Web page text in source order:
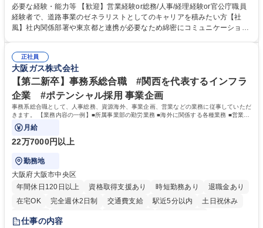
制度やキャリア支援が充実しております！ ※下記業務詳細 【業務詳細】■
管理部門：広報、人事、経理など当公社の運営に係る管理業務 ■収益部
門：駐車場の新規開拓、管理運営、新宿駅西口広場の「イベントコーナ
道路施設や道路工事現場の見学ツアー事業 ※入社後は上記いずれかの部門
へ配属。※業務内容変更の範囲：会社の定める業務 募集職種 【都庁グル
ープ】総合職（事務）◇残業月平均9時間未満／有給年平均16日取得
必要な経験・能力等 【歓迎】営業経験or総務/人事/経理経験or官公庁職員
経験者で、道路事業のゼネラリストとしてのキャリアを積みたい方【社
風】社内関係部署や東京都と連携が必要なため綿密にコミュニケーション
部門など多岐に渡る業務を経験できます。 ■様々なプロジェクト：駐車場
事業の他、新宿駅西口広場内に設置された照明を兼ねた広告「ブライトサ
イン」の管理運営を行うなど、事業収益を生み出す活動を積極的に行って
います。 学歴・資格 学歴：大学院 大学 高専 短大 専修学校 高校 語学力：
資格：
正社員
大阪ガス株式会社
【第二新卒】事務系総合職 #関西を代表するインフラ
企業 #ポテンシャル採用 事業企画
事務系総合職として、人事総務、資源海外、事業企画、営業などの業務に従事していただ
きます。 【業務内容の一例】■所属事業部の勤労業務 ■海外に関係する各種業務 ■営業部
門の企画スタッフ、ルート営業
月給
22万7000円以上
勤務地
大阪府大阪市中央区
年間休日120日以上
資格取得支援あり 時短勤務あり
退職金あり
在宅OK
完全週休2日制 交通費支給 駅近5分以内
土日祝休み
服装自由
第二新卒歓迎
仕事の内容